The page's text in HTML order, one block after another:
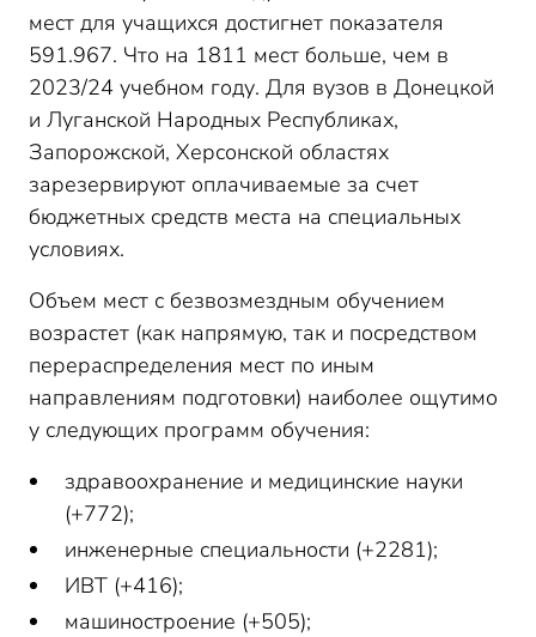
мест для учащихся достигнет показателя
591.967. Что на 1811 мест больше, чем в
2023/24 учебном году. Для вузов в Донецкой
и Луганской Народных Республиках,
Запорожской, Херсонской областях
зарезервируют оплачиваемые за счет
бюджетных средств места на специальных
условиях.
Объем мест с безвозмездным обучением
возрастет (как напрямую, так и посредством
перераспределения мест по иным
направлениям подготовки) наиболее ощутимо
у следующих программ обучения:
здравоохранение и медицинские науки
(+772);
инженерные специальности (+2281);
ИВТ (+416);
машиностроение (+505);